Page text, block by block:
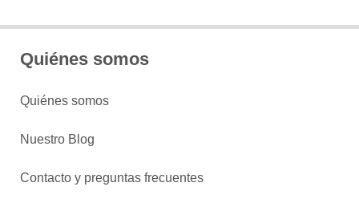
Quiénes somos
Quiénes somos
Nuestro Blog
Contacto y preguntas frecuentes